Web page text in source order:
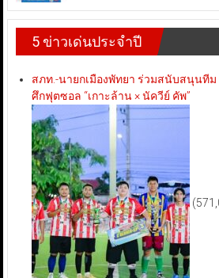
5 ข่าวเด่นประจำปี
สภท.-นายกเมืองพัทยา ร่วมสนับสนุนทีม
ศึกฟุตซอล “เกาะล้าน × นัควีย์ คัพ”